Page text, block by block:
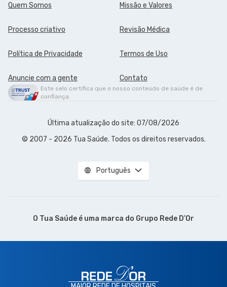
Quem Somos Missão e Valores
Processo criativo Revisão Médica
Política de Privacidade Termos de Uso
Anuncie com a gente Contato
Este selo certifica que o nosso conteúdo de saúde é de
confiança.
Última atualização do site: 07/08/2026
© 2007 - 2026 Tua Saúde. Todos os direitos reservados.
Português
O Tua Saúde é uma marca do Grupo Rede D’Or